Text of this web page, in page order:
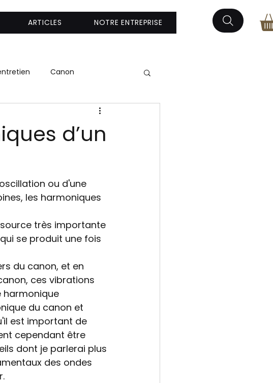
ARTICLES NOTRE ENTREPRISE
Canon
d’un
ou d'une
les harmoniques
très importante
se produit une fois
du canon, et en
ces vibrations
harmonique
du canon et
est important de
cependant être
dont je parlerai plus
des ondes